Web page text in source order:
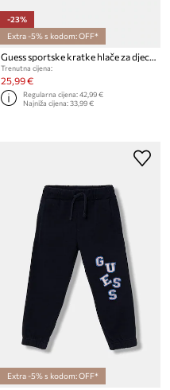
-23%
Extra -5% s kodom: OFF*
Guess sportske kratke hlače za djecu
Trenutna cijena:
25,99 €
Regularna cijena:42,99 €
Najniža cijena:33,99 €
Extra -5% s kodom: OFF*